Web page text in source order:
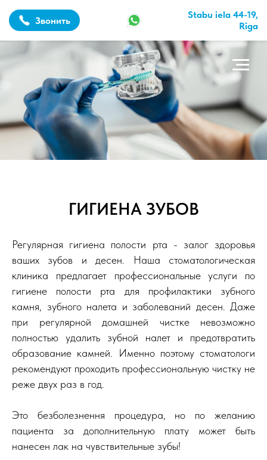
Звонить
Stabu iela 44-19,
Rīga
ГИГИЕНА ЗУБОВ
Регулярная гигиена полости рта - залог здоровья
ваших зубов и десен. Наша стоматологическая
клиника предлагает профессиональные услуги по
гигиене полости рта для профилактики зубного
камня, зубного налета и заболеваний десен. Даже
при регулярной домашней чистке невозможно
полностью удалить зубной налет и предотвратить
образование камней. Именно поэтому стоматологи
рекомендуют проходить профессиональную чистку не
реже двух раз в год.
Это безболезнення процедура, но по желанию
пациента за дополнительную плату может быть
нанесен лак на чувствительные зубы!